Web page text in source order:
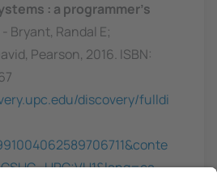
: a programmer's
- Bryant, Randal E;
Pearson, 2016. ISBN:
discovery/fulldi